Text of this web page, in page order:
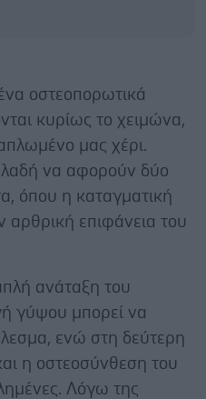
οστεοπορωτικά
κυρίως το χειμώνα,
μας χέρι.
να αφορούν δύο
όπου η καταγματική
αρθρική επιφάνεια του
ανάταξη του
γύψου μπορεί να
ενώ στη δεύτερη
η οστεοσύνθεση του
Λόγω της